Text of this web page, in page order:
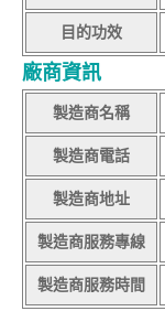
目的功效
廠商資訊
製造商名稱
製造商電話
製造商地址
製造商服務專線
製造商服務時間